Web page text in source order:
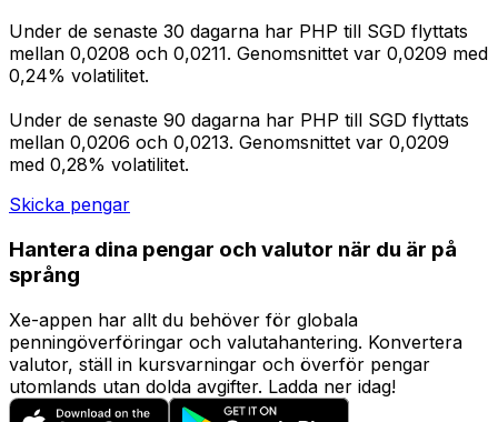
Under de senaste 30 dagarna har PHP till SGD flyttats
mellan 0,0208 och 0,0211. Genomsnittet var 0,0209 med
0,24% volatilitet.
Under de senaste 90 dagarna har PHP till SGD flyttats
mellan 0,0206 och 0,0213. Genomsnittet var 0,0209
med 0,28% volatilitet.
Skicka pengar
Hantera dina pengar och valutor när du är på
språng
Xe-appen har allt du behöver för globala
penningöverföringar och valutahantering. Konvertera
valutor, ställ in kursvarningar och överför pengar
utomlands utan dolda avgifter. Ladda ner idag!